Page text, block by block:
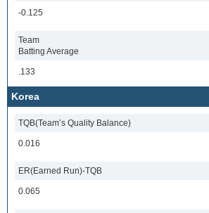
-0.125
Team
Batting Average
.133
Korea
TQB(Team’s Quality Balance)
0.016
ER(Earned Run)-TQB
0.065